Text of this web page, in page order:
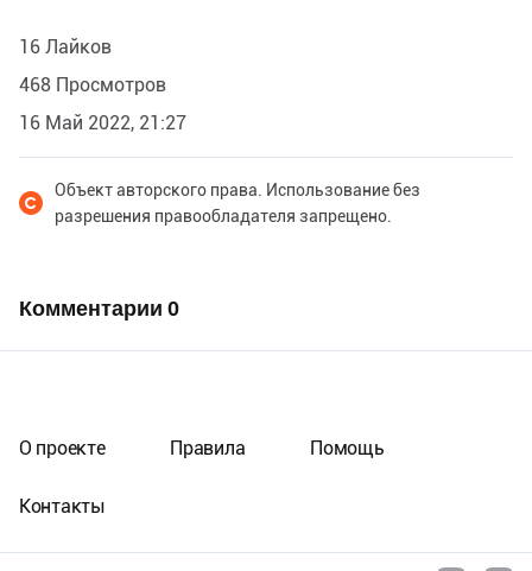
16 Лайков
468 Просмотров
16 Май 2022, 21:27
Объект авторского права. Использование без
разрешения правообладателя запрещено.
Комментарии 0
О проекте Правила Помощь
Контакты